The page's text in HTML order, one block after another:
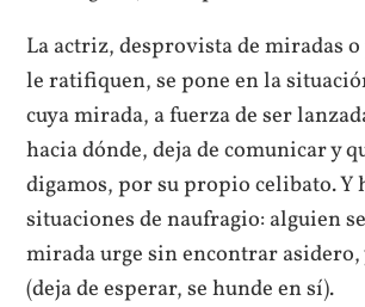
La actriz, desprovista de miradas
le ratifiquen, se pone en la
cuya mirada, a fuerza de ser
hacia dónde, deja de comunicar y
digamos, por su propio celibato. Y
situaciones de naufragio: alguien
mirada urge sin encontrar asidero,
(deja de esperar, se hunde en sí).